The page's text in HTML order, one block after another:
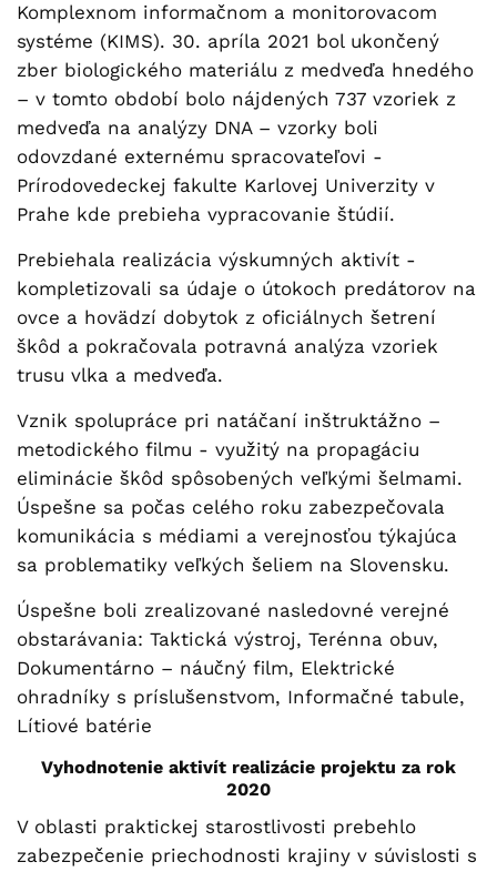
Komplexnom informačnom a monitorovacom
systéme (KIMS). 30. apríla 2021 bol ukončený
zber biologického materiálu z medveďa hnedého
– v tomto období bolo nájdených 737 vzoriek z
medveďa na analýzy DNA – vzorky boli
odovzdané externému spracovateľovi -
Prírodovedeckej fakulte Karlovej Univerzity v
Prahe kde prebieha vypracovanie štúdií.
Prebiehala realizácia výskumných aktivít -
kompletizovali sa údaje o útokoch predátorov na
ovce a hovädzí dobytok z oficiálnych šetrení
škôd a pokračovala potravná analýza vzoriek
trusu vlka a medveďa.
Vznik spolupráce pri natáčaní inštruktážno –
metodického filmu - využitý na propagáciu
eliminácie škôd spôsobených veľkými šelmami.
Úspešne sa počas celého roku zabezpečovala
komunikácia s médiami a verejnosťou týkajúca
sa problematiky veľkých šeliem na Slovensku.
Úspešne boli zrealizované nasledovné verejné
obstarávania: Taktická výstroj, Terénna obuv,
Dokumentárno – náučný film, Elektrické
ohradníky s príslušenstvom, Informačné tabule,
Lítiové batérie
Vyhodnotenie aktivít realizácie projektu za rok
2020
V oblasti praktickej starostlivosti prebehlo
zabezpečenie priechodnosti krajiny v súvislosti s